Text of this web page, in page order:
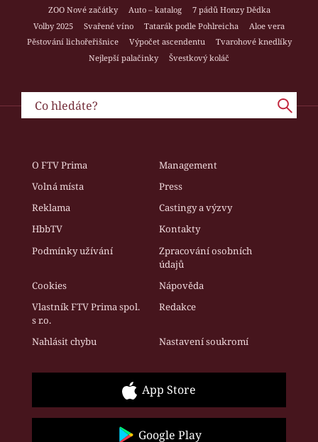
ZOO Nové začátky
Auto – katalog
7 pádů Honzy Dědka
Volby 2025
Svařené víno Tatarák podle Pohlreicha
Aloe vera
Pěstování lichořeřišnice
Výpočet ascendentu
Tvarohové knedlíky
Nejlepší palačinky
Švestkový koláč
O FTV Prima
Management
Volná místa
Press
Reklama
Castingy a výzvy
HbbTV
Kontakty
Podmínky užívání
Zpracování osobních
údajů
Cookies
Nápověda
Vlastník FTV Prima spol.
s r.o.
Redakce
Nahlásit chybu Nastavení soukromí
App Store
Google Play